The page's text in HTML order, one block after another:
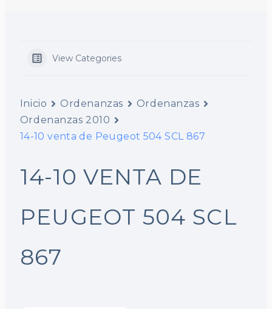
View Categories
Inicio Ordenanzas
Ordenanzas
Ordenanzas 2010
14-10 venta de Peugeot 504 SCL 867
14-10 VENTA DE
PEUGEOT 504 SCL
867